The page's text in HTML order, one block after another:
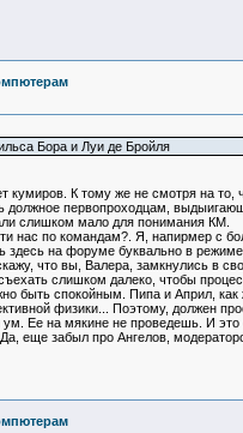
Бора и Луи де Бройля
кумиров. К тому же не смотря на
первопроходцам,
слишком мало для понимания КМ.
нас по командам?. Я, напирмер с
здесь на форуме буквально в
что вы, Валера, замкнулись в
слишком далеко, чтобы
быть спокойным. Пипа и Април,
физики... Поэтому, должен
Ее на мякине не проведешь. И
еще забыл про Ангелов,